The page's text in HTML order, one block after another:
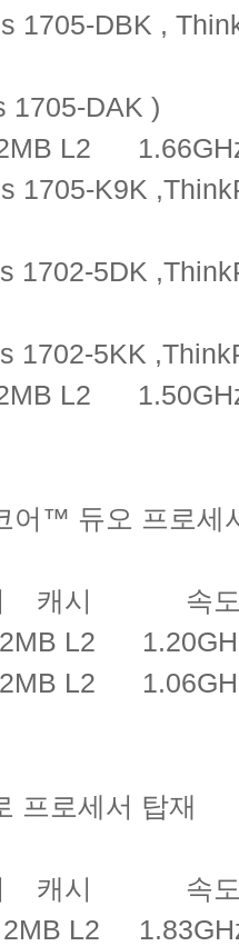
1705-DBK ,
DAK )
L2
1705-K9K
5DK
5KK
L2
어™ 듀오 프로세
캐시 속도
2MB L2
L2
프로세서 탑재
캐시 속도
L2